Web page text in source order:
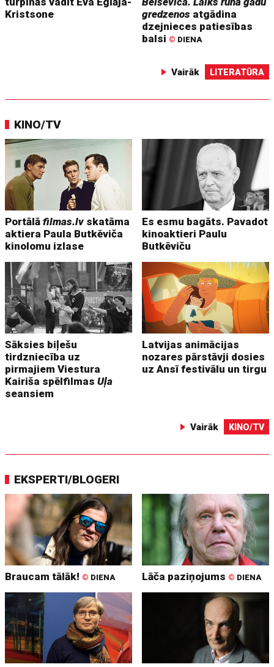
Kristsone
gredzenos atgādina
dzejnieces patiesības
balsi © DIENA
Vairāk LITERATŪRA
KINO/TV
Portālāfilmas.lv skatāma
aktiera Paula Butkēviča
kinolomu izlase
Es esmu bagāts. Pavadot
kinoaktieri Paulu
Butkēviču
Sāksies biļešu
tirdzniecība uz
pirmajiem Viestura
Kairiša spēlfilmasUļa
seansiem
Latvijas animācijas
nozares pārstāvji dosies
uz Ansī festivālu un tirgu
Vairāk KINO/TV
EKSPERTI/BLOGERI
Braucam tālāk! © DIENA Lāča paziņojums © DIENA